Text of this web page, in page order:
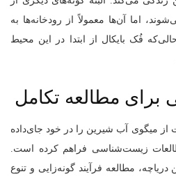
اما آن‌ها معمولاً از رودخانه‌ها به
فُک بایکال از ابتدا در این محیط
برای مطالعه‌ تکامل
از میگوی آب شیرین را در خود جای‌داده
زیست‌شناسی فراهم کرده است.
مطالعه‌ فرآیند گونه‌زایی و تنوع